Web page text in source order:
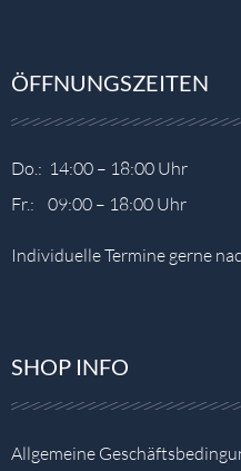
ÖFFNUNGSZEITEN
Do.: 14:00 – 18:00 Uhr
Fr.: 09:00 – 18:00 Uhr
Individuelle Termine gerne
SHOP INFO
Allgemeine